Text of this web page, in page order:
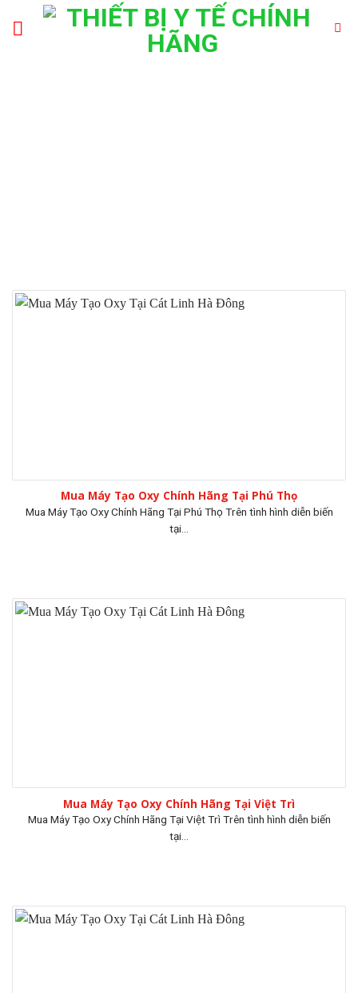
Mua Máy Tạo Oxy Chính Hãng Tại Phú Thọ
Mua Máy Tạo Oxy Chính Hãng Tại Phú Thọ Trên tình hình diễn biến
tại...
Mua Máy Tạo Oxy Chính Hãng Tại Việt Trì
Mua Máy Tạo Oxy Chính Hãng Tại Việt Trì Trên tình hình diễn biến
tại...